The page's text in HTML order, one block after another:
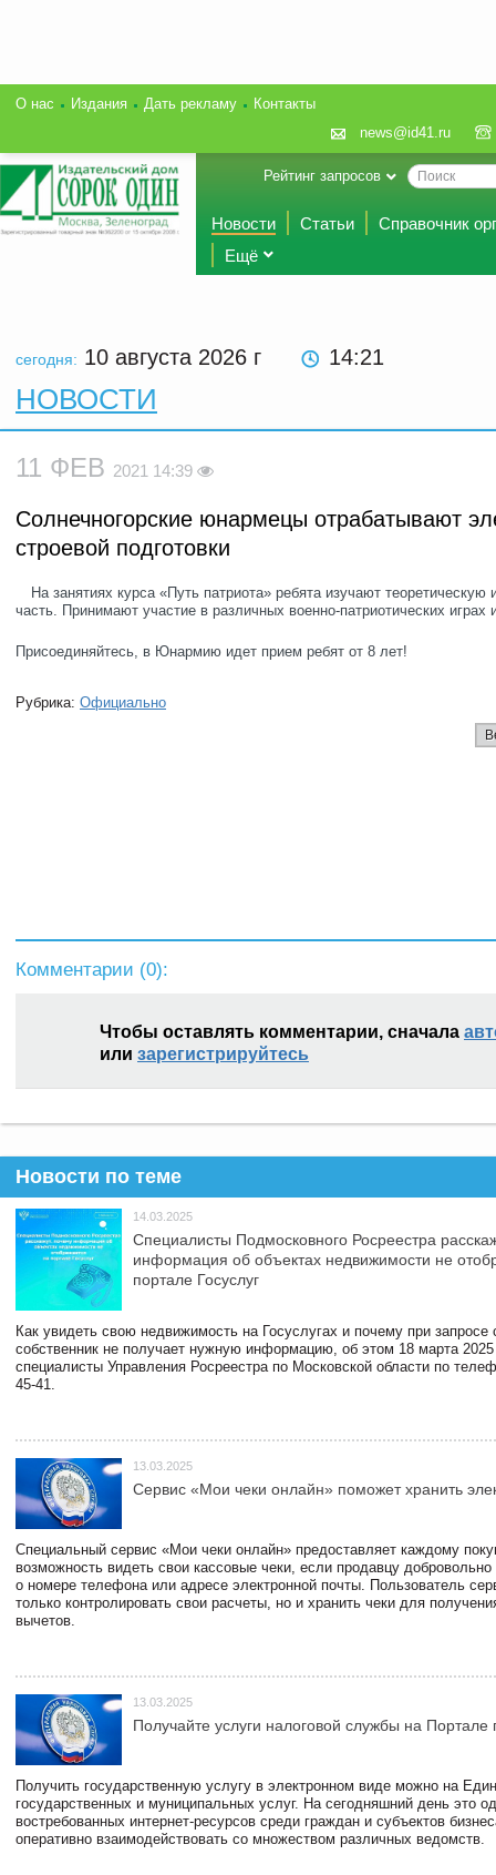
О нас Издания Дать рекламу
Контакты
news@id41.ru
Рейтинг запросов
Новости Статьи
Справочник
Ещё
сегодня: 10 августа 2026 г 14 21
НОВОСТИ
11 ФЕВ 2021 14:39
Солнечногорские юнармецы отрабатывают
строевой подготовки
На занятиях курса «Путь патриота» ребята изучают теоретическую
часть. Принимают участие в различных военно-патриотических играх
Присоединяйтесь, в Юнармию идет прием ребят от 8 лет!
Рубрика: Официально
Комментарии (0):
Чтобы оставлять комментарии, сначала
или зарегистрируйтесь
Новости по теме
14.03.2025
Специалисты Подмосковного Росреестра
информация об объектах недвижимости не
портале Госуслуг
Как увидеть свою недвижимость на Госуслугах и почему при запросе
собственник не получает нужную информацию, об этом 18 марта 2025
специалисты Управления Росреестра по Московской области по
45-41.
13.03.2025
Сервис «Мои чеки онлайн» поможет хранить
Специальный сервис «Мои чеки онлайн» предоставляет каждому
возможность видеть свои кассовые чеки, если продавцу
о номере телефона или адресе электронной почты. Пользователь
только контролировать свои расчеты, но и хранить чеки для
вычетов.
13.03.2025
Получайте услуги налоговой службы на Портале
Получить государственную услугу в электронном виде можно на
государственных и муниципальных услуг. На сегодняшний день это
востребованных интернет-ресурсов среди граждан и субъектов
оперативно взаимодействовать со множеством различных ведомств.